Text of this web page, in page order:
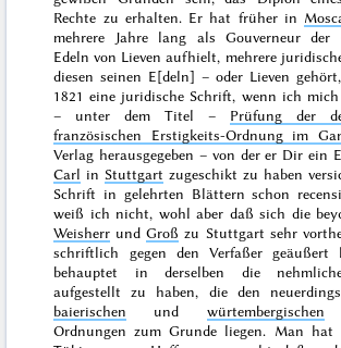
Rechte zu erhalten. Er hat früher in
mehrere Jahre lang als Gouverneur der
Edeln von Lieven aufhielt, mehrere
diesen seinen E[deln] – oder Lieven
1821 eine juridische Schrift, wenn ich
– unter dem Titel – Prüfung der
französischen Erstigkeits-Ordnung im
Verlag herausgegeben – von der er Dir ein
Carl in Stuttgart zugeschikt zu haben
Schrift in gelehrten Blättern schon
weiß ich nicht, wohl aber daß sich die
Weisherr undGroß zu Stuttgart sehr
schriftlich gegen den Verfaßer geäußert
behauptet in derselben die
aufgestellt zu haben, die den neuerdings
baierischen und würtembergischen
Ordnungen zum Grunde liegen. Man